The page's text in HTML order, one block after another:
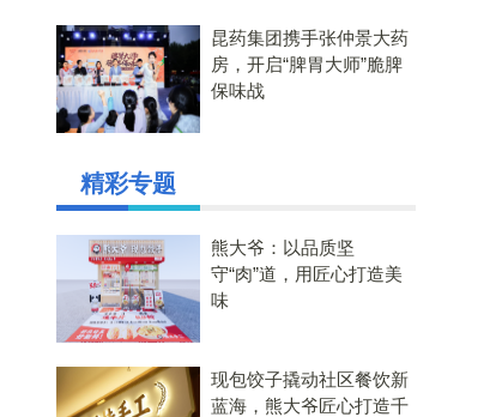
昆药集团携手张仲景大药
房，开启“脾胃大师”脆脾
保味战
精彩专题
熊大爷：以品质坚
守“肉”道，用匠心打造美
味
现包饺子撬动社区餐饮新
蓝海，熊大爷匠心打造千